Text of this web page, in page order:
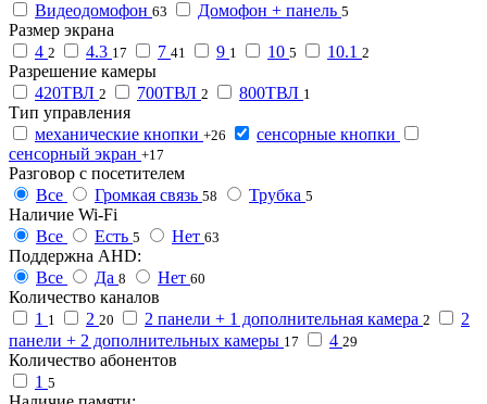
Видеодомофон 63 Домофон + панель 5
Размер экрана
4 2 4.3 17 7 41 9 1 10 5 10.1 2
Разрешение камеры
420ТВЛ 2 700ТВЛ 2 800ТВЛ 1
Тип управления
механические кнопки +26
сенсорные кнопки
сенсорный экран +17
Разговор с посетителем
Все
Громкая связь 58 Трубка 5
Наличие Wi-Fi
Все
Есть 5 Нет 63
Поддержна AHD:
Все
Да 8 Нет 60
Количество каналов
1 1 2 20 2 панели + 1 дополнительная камера 2
2
панели + 2 дополнительных камеры 17 4 29
Количество абонентов
1 5